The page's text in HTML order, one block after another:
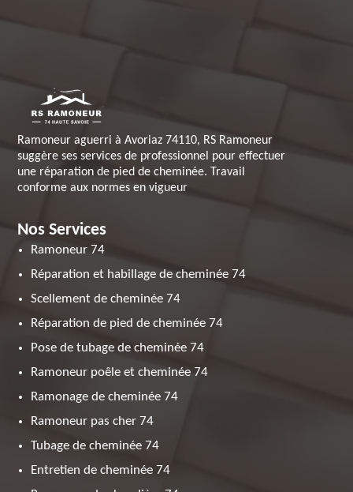
Ramoneur aguerri à Avoriaz 74110, RS Ramoneur
suggère ses services de professionnel pour effectuer
une réparation de pied de cheminée. Travail
conforme aux normes en vigueur
Nos Services
Ramoneur 74
Réparation et habillage de cheminée 74
Scellement de cheminée 74
Réparation de pied de cheminée 74
Pose de tubage de cheminée 74
Ramoneur poêle et cheminée 74
Ramonage de cheminée 74
Ramoneur pas cher 74
Tubage de cheminée 74
Entretien de cheminée 74